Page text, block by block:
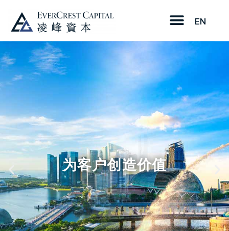
EN
为客户创造价值